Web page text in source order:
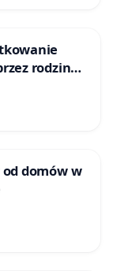
rodzinne
domów w